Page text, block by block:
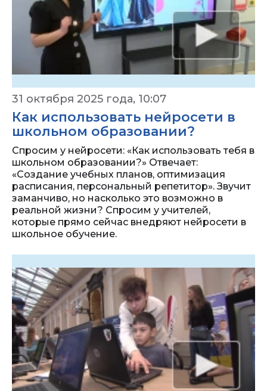
31 октября 2025 года, 10:07
Как использовать нейросети в
школьном образовании?
Спросим у нейросети: «Как использовать тебя в
школьном образовании?» Отвечает:
«Создание учебных планов, оптимизация
расписания, персональный репетитор». Звучит
заманчиво, но насколько это возможно в
реальной жизни? Спросим у учителей,
которые прямо сейчас внедряют нейросети в
школьное обучение.